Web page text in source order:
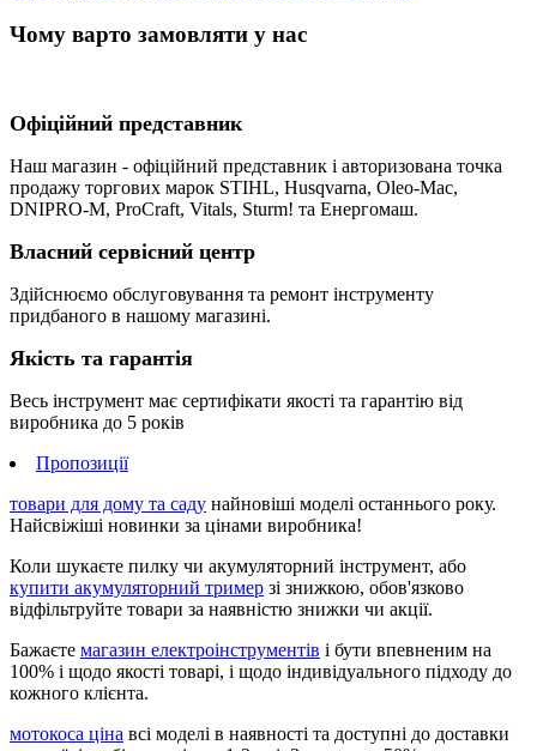
Чому варто замовляти у нас
Офіційний представник
Наш магазин - офіційний представник і авторизована точка
продажу торгових марок STIHL, Husqvarna, Oleo-Mac,
DNIPRO-M, ProCraft, Vitals, Sturm! та Енергомаш.
Власний сервісний центр
Здійснюємо обслуговування та ремонт інструменту
придбаного в нашому магазині.
Якість та гарантія
Весь інструмент має сертифікати якості та гарантію від
виробника до 5 років
Пропозиції
товари для дому та саду найновіші моделі останнього року.
Найсвіжіші новинки за цінами виробника!
Коли шукаєте пилку чи акумуляторний інструмент, або
купити акумуляторний тример зі знижкою, обов'язково
відфільтруйте товари за наявністю знижки чи акції.
Бажаєте магазин електроінструментів і бути впевненим на
100% і щодо якості товарі, і щодо індивідуального підходу до
кожного клієнта.
мотокоса ціна всі моделі в наявності та доступні до доставки